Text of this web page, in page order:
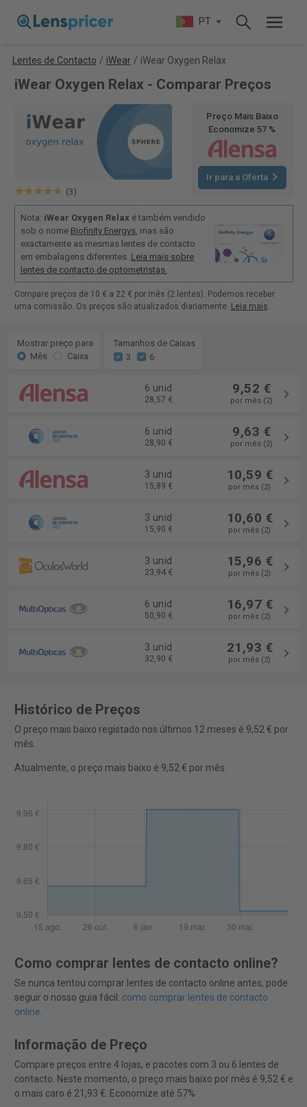
PT
Lentes de Contacto / iWear / iWear Oxygen Relax
iWear Oxygen Relax - Comparar Preços
(3)
Preço Mais Baixo
Economize 57 %
Ir para a Oferta
Nota: iWear Oxygen Relax é também vendido
sob o nome Biofinity Energys, mas são
exactamente as mesmas lentes de contacto
em embalagens diferentes. Leia mais sobre
lentes de contacto de optometristas.
Compare preços de 10 € a 22 € por mês (2 lentes). Podemos receber
uma comissão. Os preços são atualizados diariamente. Leia mais.
Mostrar preço para
Mês
Caixa
Tamanhos de Caixas
3
6
6 unid
28,57 €
9,52 €
por mês (2)
6 unid
28,90 €
9,63 €
por mês (2)
3 unid
15,89 €
10,59 €
por mês (2)
3 unid
15,90 €
10,60 €
por mês (2)
3 unid
23,94 €
15,96 €
por mês (2)
6 unid
50,90 €
16,97 €
por mês (2)
3 unid
32,90 €
21,93 €
por mês (2)
Histórico de Preços
O preço mais baixo registado nos últimos 12 meses é 9,52 € por
mês.
Atualmente, o preço mais baixo é 9,52 € por mês.
Como comprar lentes de contacto online?
Se nunca tentou comprar lentes de contacto online antes, pode
seguir o nosso guia fácil: como comprar lentes de contacto
online.
Informação de Preço
Compare preços entre 4 lojas, e pacotes com 3 ou 6 lentes de
contacto. Neste momento, o preço mais baixo por mês é 9,52 € e
o mais caro é 21,93 €. Economize até 57%